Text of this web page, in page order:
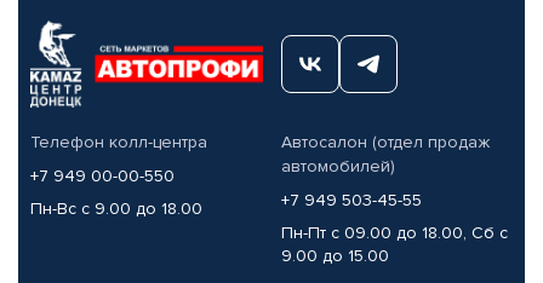
Телефон колл-центра
+7 949 00-00-550
Пн-Вс с 9.00 до 18.00
Автосалон (отдел продаж
автомобилей)
+7 949 503-45-55
Пн-Пт с 09.00 до 18.00, Сб с
9.00 до 15.00